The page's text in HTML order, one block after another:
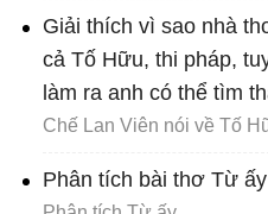
Giải thích vì sao nhà
cả Tố Hữu, thi pháp,
làm ra anh có thể tìm
Chế Lan Viên nói về Tố
Phân tích bài thơ Từ